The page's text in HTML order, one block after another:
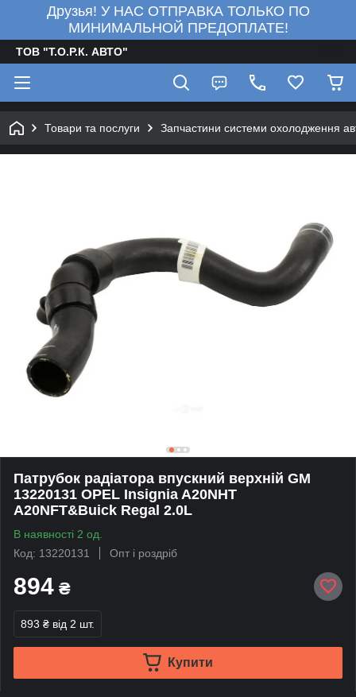
Друзья! У НАС ОТПРАВКА ТОЛЬКО ПО
МИНИМАЛЬНОЙ ПРЕДОПЛАТЕ!
ТОВ "Т.О.Р.К. АВТО"
Товари та послуги Запчастини системи охолодження
Патрубок радіатора впускний верхній GM
13220131 OPEL Insignia A20NHT
A20NFT&Buick Regal 2.0L
В наявності 2 од.
Код: 13220131
Опт і роздріб
894 ₴
893 ₴ від 2 шт.
Купити